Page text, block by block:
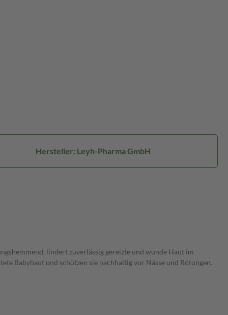
Hersteller: Leyh-Pharma GmbH
lindert zuverlässig gereizte und wunde Haut im
Babyhaut und schützen sie nachhaltig vor Nässe und Rötungen.